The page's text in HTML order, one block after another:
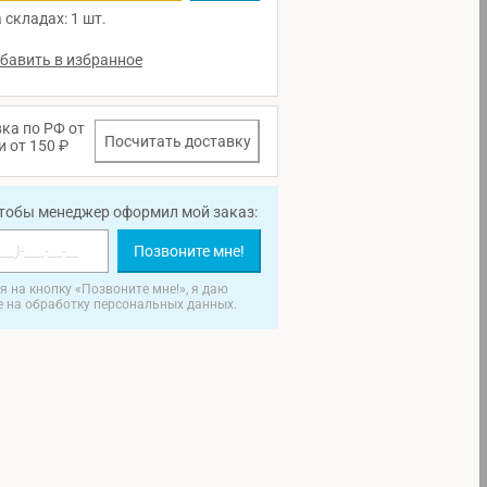
складах: 1 шт.
по РФ от
от 150 ₽
Посчитать доставку
менеджер оформил мой заказ:
Позвоните мне!
на кнопку «Позвоните мне!», я даю
на обработку персональных данных.